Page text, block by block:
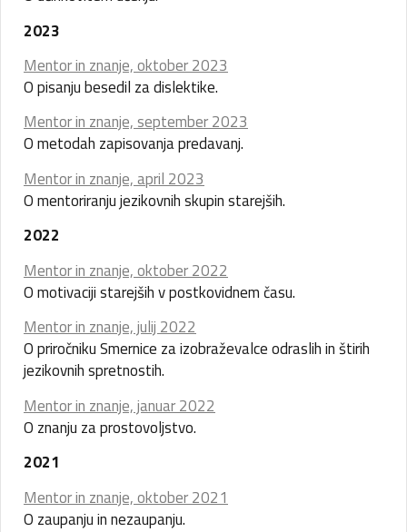
2023
Mentor in znanje, oktober 2023
O pisanju besedil za dislektike.
Mentor in znanje, september 2023
O metodah zapisovanja predavanj.
Mentor in znanje, april 2023
O mentoriranju jezikovnih skupin starejših.
2022
Mentor in znanje, oktober 2022
O motivaciji starejših v postkovidnem času.
Mentor in znanje, julij 2022
O priročniku Smernice za izobraževalce odraslih in štirih
jezikovnih spretnostih.
Mentor in znanje, januar 2022
O znanju za prostovoljstvo.
2021
Mentor in znanje, oktober 2021
O zaupanju in nezaupanju.